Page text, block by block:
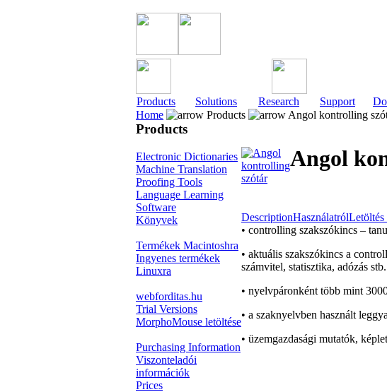
Products Solutions Research Support
Home
Products Angol kontrolling
Products
Electronic Dictionaries
Machine Translation
Proofing Tools
Language Learning
Software
Könyvek
Termékek Macintoshra
Ingyenes termékek
Linuxra
webforditas.hu
Trial Versions
MorphoMouse letöltése
Purchasing Information
Viszonteladói
információk
Prices
Angol
DescriptionHasználatrólLetöltés
• controlling szakszókincs –
• aktuális szakszókincs a
számvitel, statisztika, adózás stb.
• nyelvpáronként több mint
• a szaknyelvben használt
• üzemgazdasági mutatók,